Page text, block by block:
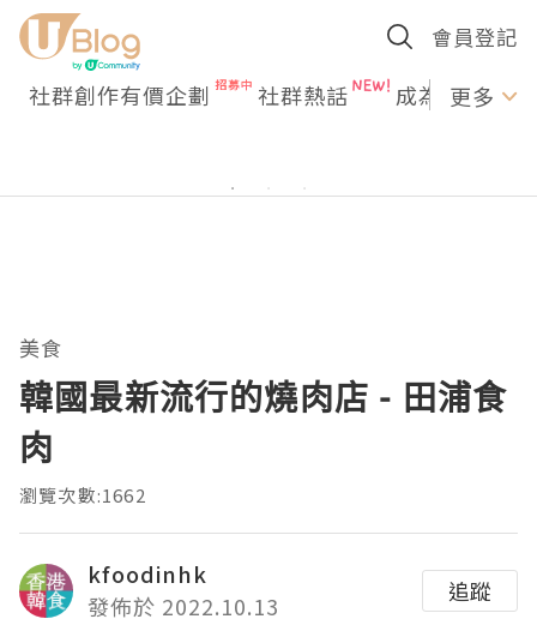
會員登記
社群創作有價企劃 社群熱話 成為U更多
美食
韓國最新流行的燒肉店 - 田浦食
肉
瀏覽次數:1662
kfoodinhk
發佈於 2022.10.13
追蹤